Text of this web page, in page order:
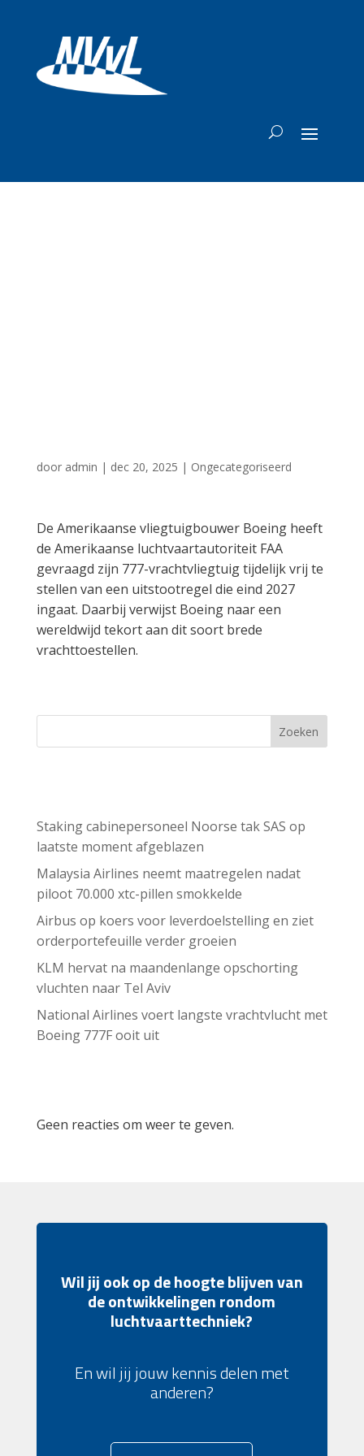
door admin | dec 20, 2025 | Ongecategoriseerd
De Amerikaanse vliegtuigbouwer Boeing heeft
de Amerikaanse luchtvaartautoriteit FAA
gevraagd zijn 777-vrachtvliegtuig tijdelijk vrij te
stellen van een uitstootregel die eind 2027
ingaat. Daarbij verwijst Boeing naar een
wereldwijd tekort aan dit soort brede
vrachttoestellen.
Zoeken
Staking cabinepersoneel Noorse tak SAS op
laatste moment afgeblazen
Malaysia Airlines neemt maatregelen nadat
piloot 70.000 xtc-pillen smokkelde
Airbus op koers voor leverdoelstelling en ziet
orderportefeuille verder groeien
KLM hervat na maandenlange opschorting
vluchten naar Tel Aviv
National Airlines voert langste vrachtvlucht met
Boeing 777F ooit uit
Geen reacties om weer te geven.
Wil jij ook op de hoogte blijven van
de ontwikkelingen rondom
luchtvaarttechniek?
En wil jij jouw kennis delen met
anderen?